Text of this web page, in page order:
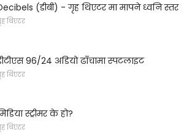
(डीबी) - गृह थिएटर मा मापने ध्वनि स्तर
थिएटर
96/24 अडियो ढाँचामा स्पटलाइट
थिएटर
स्ट्रीमर के हो?
थिएटर